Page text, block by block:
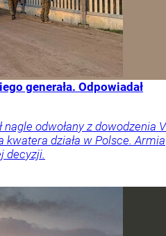
generała. Odpowiadał
nagle odwołany z dowodzenia V
działa w Polsce. Armia
decyzji.